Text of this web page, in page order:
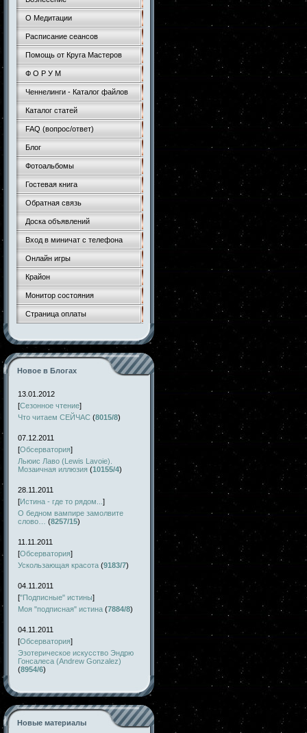
О Медитации
Расписание сеансов
Помощь от Круга Мастеров
Ф О Р У М
Ченнелинги - Каталог файлов
Каталог статей
FAQ (вопрос/ответ)
Блог
Фотоальбомы
Гостевая книга
Обратная связь
Доска объявлений
Вход в миничат с телефона
Онлайн игры
Крайон
Монитор состояния
Страница оплаты
Новое в Блогах
13.01.2012
[Сезонное чтение]
Что читаем СЕЙЧАС (8015/8)
07.12.2011
[Обсерватория]
Льюис Лаво (Lewis Lavoie).
Мозаичная иллюзия (10155/4)
28.11.2011
[Истина - где то рядом... ]
О бедном вампире замолвите
слово…
(8257/15)
11.11.2011
[Обсерватория]
Ускользающая красота (9183/7)
04.11.2011
["Подписные" истины]
Моя "подписная" истина (7884/8)
04.11.2011
[Обсерватория]
Эзотерическое искусство Эндрю
Гонсалеса (Andrew Gonzalez)
(8954/6)
Новые материалы